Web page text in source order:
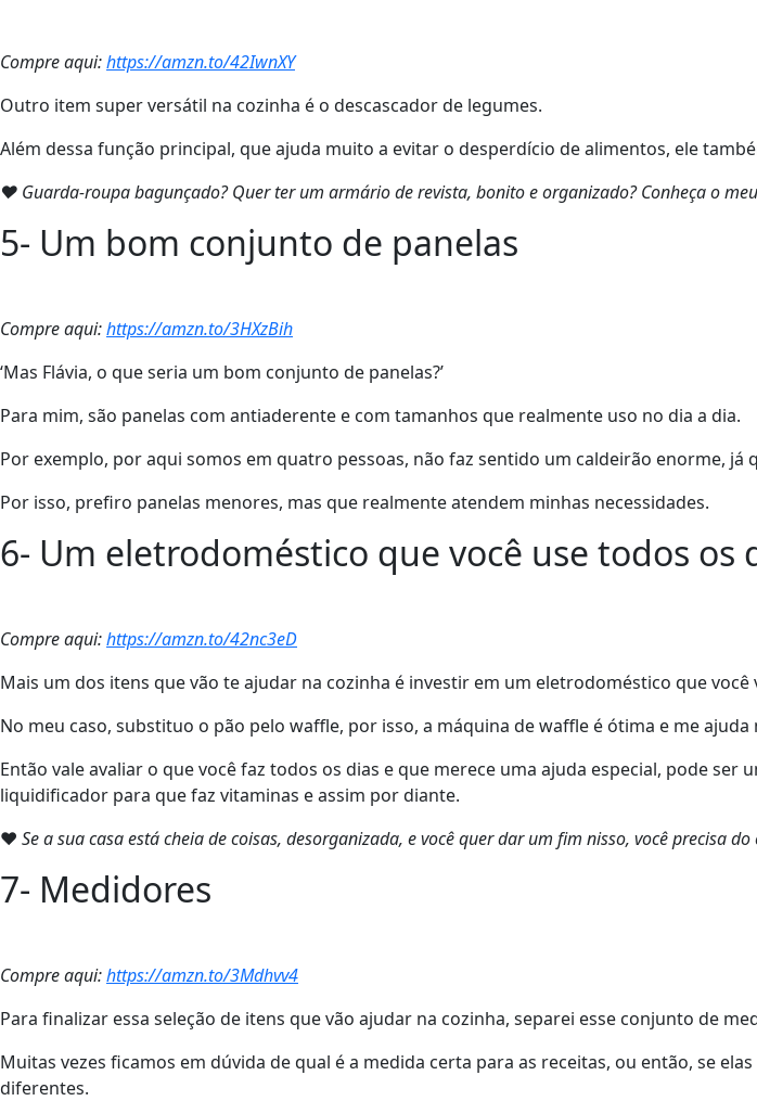
Compre aqui:https://amzn.to/42IwnXY
Outro item super versátil na cozinha é o descascador de legumes.
Além dessa função principal, que ajuda muito a evitar o desperdício de alimentos, ele
❤ Guarda-roupa bagunçado? Quer ter um armário de revista, bonito e organizado? Conheça o
5- Um bom conjunto de panelas
Compre aqui:https://amzn.to/3HXzBih
‘Mas Flávia, o que seria um bom conjunto de panelas?’
Para mim, são panelas com antiaderente e com tamanhos que realmente uso no dia a dia.
Por exemplo, por aqui somos em quatro pessoas, não faz sentido um caldeirão enorme, já
Por isso, prefiro panelas menores, mas que realmente atendem minhas necessidades.
6- Um eletrodoméstico que você use todos os
Compre aqui:https://amzn.to/42nc3eD
Mais um dos itens que vão te ajudar na cozinha é investir em um eletrodoméstico que você
No meu caso, substituo o pão pelo waffle, por isso, a máquina de waffle é ótima e me ajuda
Então vale avaliar o que você faz todos os dias e que merece uma ajuda especial, pode
liquidificador para que faz vitaminas e assim por diante.
❤ Se a sua casa está cheia de coisas, desorganizada, e você quer dar um fim nisso, você precisa
7- Medidores
Compre aqui:https://amzn.to/3Mdhvv4
Para finalizar essa seleção de itens que vão ajudar na cozinha, separei esse conjunto de
Muitas vezes ficamos em dúvida de qual é a medida certa para as receitas, ou então, se
diferentes.